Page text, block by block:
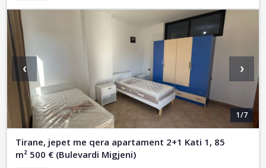
1/7
‹ ›
Tirane, jepet me qera apartament 2+1 Kati 1, 85
m² 500 € (Bulevardi Migjeni)